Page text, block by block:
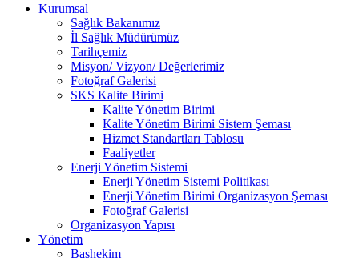
Kurumsal
Sağlık Bakanımız
İl Sağlık Müdürümüz
Tarihçemiz
Misyon/ Vizyon/ Değerlerimiz
Fotoğraf Galerisi
SKS Kalite Birimi
Kalite Yönetim Birimi
Kalite Yönetim Birimi Sistem Şeması
Hizmet Standartları Tablosu
Faaliyetler
Enerji Yönetim Sistemi
Enerji Yönetim Sistemi Politikası
Enerji Yönetim Birimi Organizasyon Şeması
Fotoğraf Galerisi
Organizasyon Yapısı
Yönetim
Başhekim